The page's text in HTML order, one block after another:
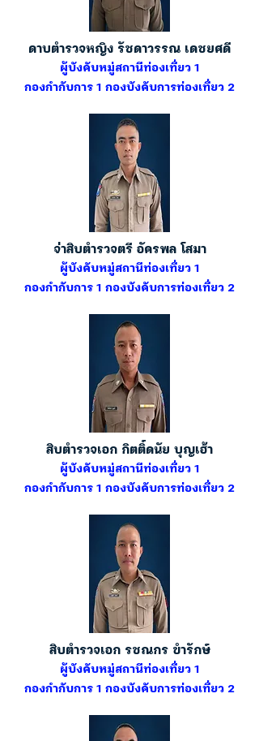
ดาบตำรวจหญิง รัชดาวรรณ เดชยศดี
ผู้บังคับหมู่สถานีท่องเที่ยว 1
กองกำกับการ 1 กองบังคับการท่องเที่ยว 2
จ่าสิบตำรวจตรี อัครพล โสมา
ผู้บังคับหมู่สถานีท่องเที่ยว 1
กองกำกับการ 1 กองบังคับการท่องเที่ยว 2
สิบตำรวจเอก กิตติ์ดนัย บุญเฮ้า
ผู้บังคับหมู่สถานีท่องเที่ยว 1
กองกำกับการ 1 กองบังคับการท่องเที่ยว 2
สิบตำรวจเอก รชณกร ขำรักษ์
ผู้บังคับหมู่สถานีท่องเที่ยว 1
กองกำกับการ 1 กองบังคับการท่องเที่ยว 2